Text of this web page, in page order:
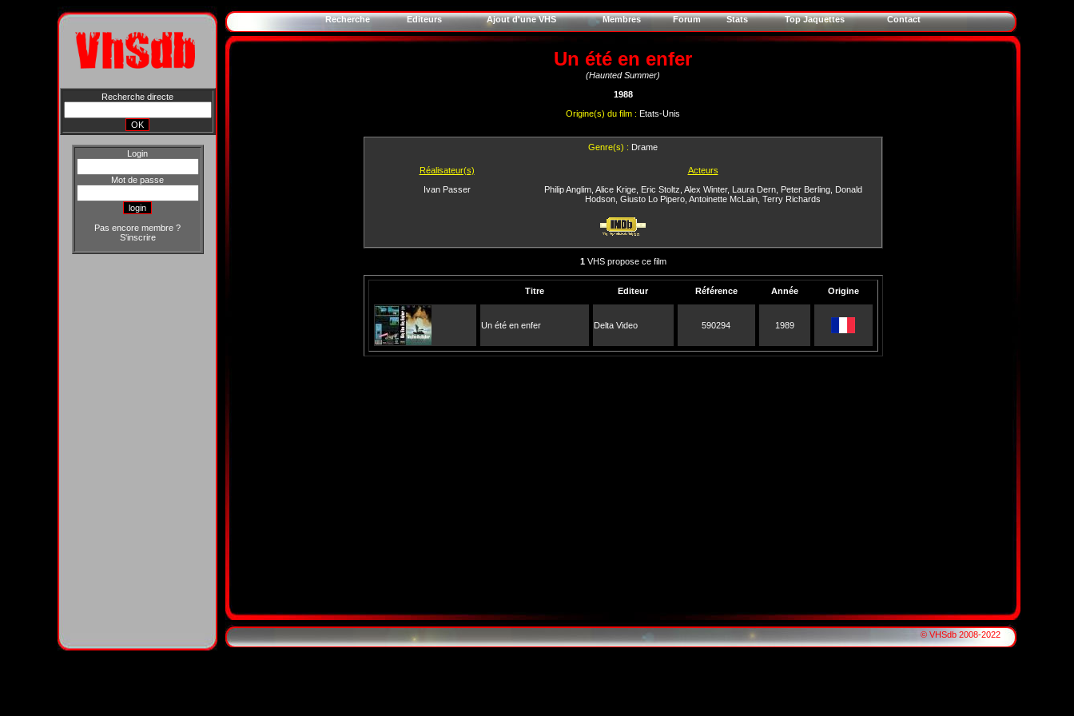
Recherche directe
Login
Mot de passe
Pas encore membre ?
S'inscrire
Recherche Editeurs Ajout d'une VHS Membres Forum Stats Top Jaquettes Contact
Un été en enfer
(Haunted Summer)
1988
Origine(s) du film : Etats-Unis
Genre(s) : Drame
Réalisateur(s)
Ivan Passer
Acteurs
Philip Anglim, Alice Krige, Eric Stoltz Alex Winter, Laura Dern, Peter Berling, Donald
Hodson Giusto Lo Pipero Antoinette McLain Terry Richards
1VHS propose ce film
Titre Editeur Référence Année Origine
Un été en enfer Delta Video 590294 1989
© VHSdb 2008-2022